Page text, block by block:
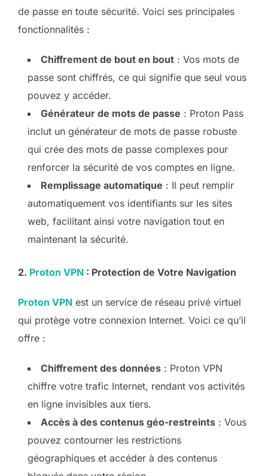
de passe en toute sécurité. Voici ses principales
fonctionnalités :
Chiffrement de bout en bout : Vos mots de
passe sont chiffrés, ce qui signifie que seul vous
pouvez y accéder.
Générateur de mots de passe : Proton Pass
inclut un générateur de mots de passe robuste
qui crée des mots de passe complexes pour
renforcer la sécurité de vos comptes en ligne.
Remplissage automatique : Il peut remplir
automatiquement vos identifiants sur les sites
web, facilitant ainsi votre navigation tout en
maintenant la sécurité.
2. Proton VPN : Protection de Votre Navigation
Proton VPN est un service de réseau privé virtuel
qui protège votre connexion Internet. Voici ce qu’il
offre :
Chiffrement des données : Proton VPN
chiffre votre trafic Internet, rendant vos activités
en ligne invisibles aux tiers.
Accès à des contenus géo-restreints : Vous
pouvez contourner les restrictions
géographiques et accéder à des contenus